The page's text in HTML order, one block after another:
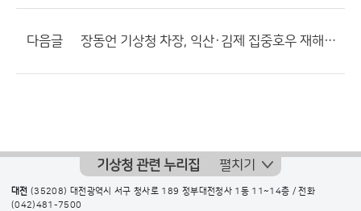
다음글 장동언 기상청 차장, 익산·김제 집중호우 재해 현장 방문
기상청 관련 누리집 펼치기
대전 (35208) 대전광역시 서구 청사로 189 정부대전청사 1동 11~14층 / 전화
(042)481-7500